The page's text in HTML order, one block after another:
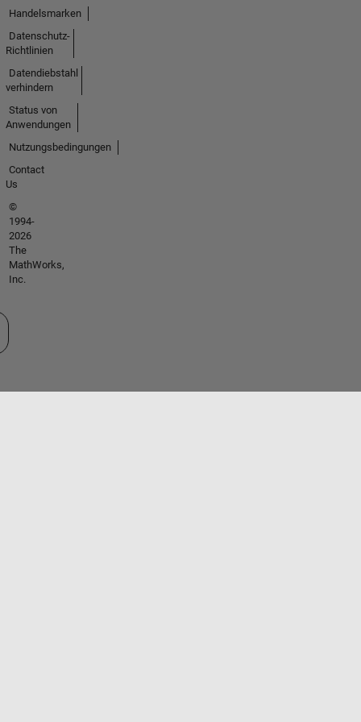
Handelsmarken
Datenschutz-
Richtlinien
Datendiebstahl
verhindern
Status von
Anwendungen
Nutzungsbedingungen
Contact
Us
©
1994-
2026
The
MathWorks,
Inc.